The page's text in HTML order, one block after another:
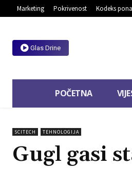
Marketing Pokrivenost Kodeks
Glas Drine
POČETNA
SCITECH TEHNOLOGIJA
Gugl gasi